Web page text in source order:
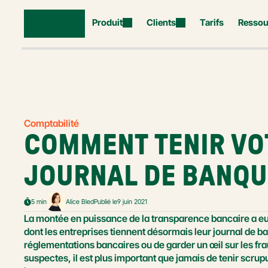
Produit Clients Tarifs
Comptabilité
COMMENT TENIR
JOURNAL DE
5 min Alice BledPublié le9 juin 2021
La montée en puissance de la transparence bancaire a
dont les entreprises tiennent désormais leur journal de
réglementations bancaires ou de garder un œil sur les
suspectes, il est plus important que jamais de tenir